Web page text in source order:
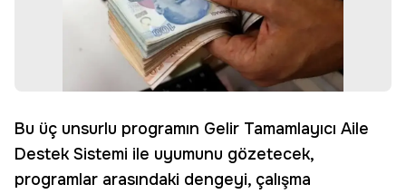
Bu üç unsurlu programın Gelir Tamamlayıcı Aile
Destek Sistemi ile uyumunu gözetecek,
programlar arasındaki dengeyi, çalışma